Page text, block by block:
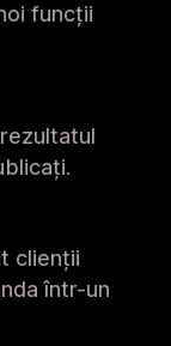
funcții
clienții
într-un